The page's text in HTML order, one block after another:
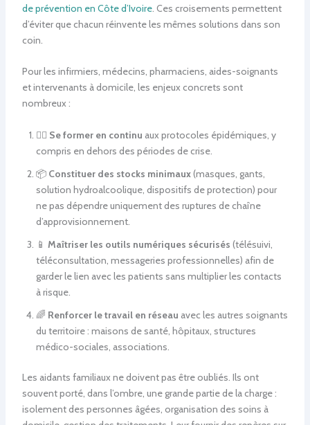
de prévention en Côte d’Ivoire. Ces croisements permettent
d’éviter que chacun réinvente les mêmes solutions dans son
coin.
Pour les infirmiers, médecins, pharmaciens, aides-soignants
et intervenants à domicile, les enjeux concrets sont
nombreux :
👩‍⚕️ Se former en continu aux protocoles épidémiques, y
compris en dehors des périodes de crise.
📦 Constituer des stocks minimaux(masques, gants,
solution hydroalcoolique, dispositifs de protection) pour
ne pas dépendre uniquement des ruptures de chaîne
d’approvisionnement.
📱 Maîtriser les outils numériques sécurisés (télésuivi,
téléconsultation, messageries professionnelles) afin de
garder le lien avec les patients sans multiplier les contacts
à risque.
🌈 Renforcer le travail en réseau avec les autres soignants
du territoire : maisons de santé, hôpitaux, structures
médico-sociales, associations.
Les aidants familiaux ne doivent pas être oubliés. Ils ont
souvent porté, dans l’ombre, une grande partie de la charge :
isolement des personnes âgées, organisation des soins à